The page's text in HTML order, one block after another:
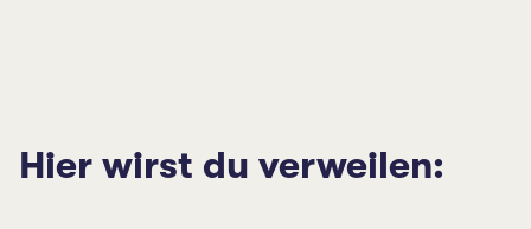
Hier wirst du verweilen: